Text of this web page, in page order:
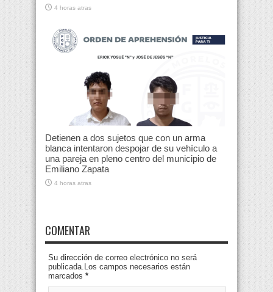
4 horas atras
Detienen a dos sujetos que con un arma
blanca intentaron despojar de su vehículo a
una pareja en pleno centro del municipio de
Emiliano Zapata
4 horas atras
COMENTAR
Su dirección de correo electrónico no será
publicada.Los campos necesarios están
marcados *